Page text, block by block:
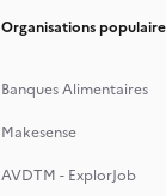
Organisations
Banques Alimentaires
Makesense
AVDTM - ExplorJob